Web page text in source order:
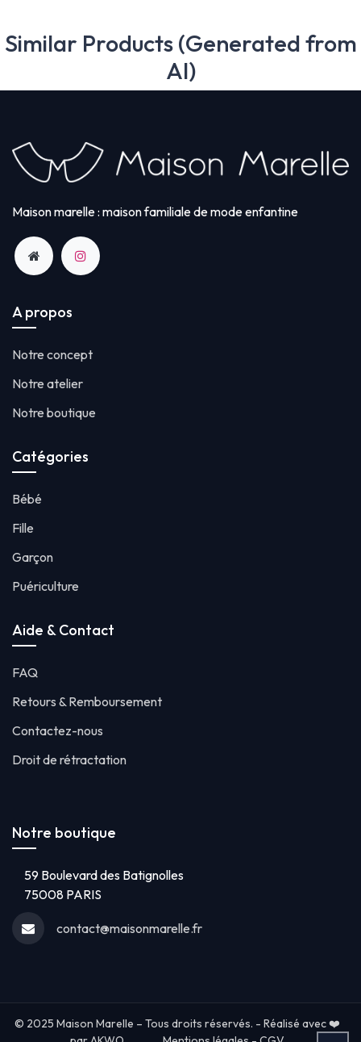
Similar Products (Generated from
AI)
Maison marelle : maison familiale de mode enfantine
A propos
Notre concept
Notre atelier
Notre boutique
Catégories
Bébé
Fille
Garçon
Puériculture
Aide & Contact
FAQ
Retours & Remboursement
Contactez-nous
Droit de rétractation
Notre boutique
59 Boulevard des Batignolles
75008 PARIS
contact@maisonmarelle.fr
© 2025 Maison Marelle – Tous droits réservés. - Réalisé avec ❤️